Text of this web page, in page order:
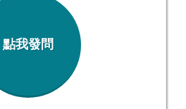
點我發問